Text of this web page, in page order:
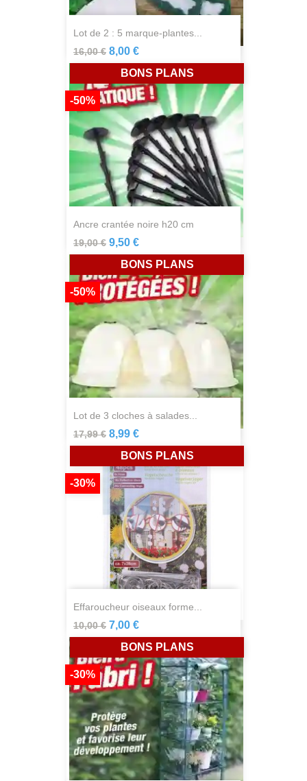
lot de 2 : 5 marque-plantes...
16,00 € 8,00 €
ancre crantée noire h20 cm
19,00 €
-50%
9,50 €
BONS PLANS
lot de 3 cloches à salades...
17,99 €
-50%
8,99 €
BONS PLANS
effaroucheur oiseaux forme...
10,00 €
-30%
7,00 €
BONS PLANS
-30%
BONS PLANS